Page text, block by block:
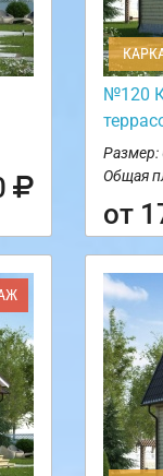
№120
Размер:
Общая
от